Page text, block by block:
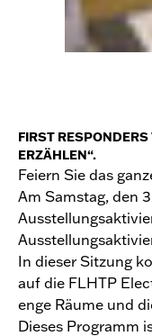
FIRST
ERZÄHLEN“.
Feiern Sie das
Am Samstag, den
In dieser Sitzung
auf die FLHTP
enge Räume und
Dieses Programm